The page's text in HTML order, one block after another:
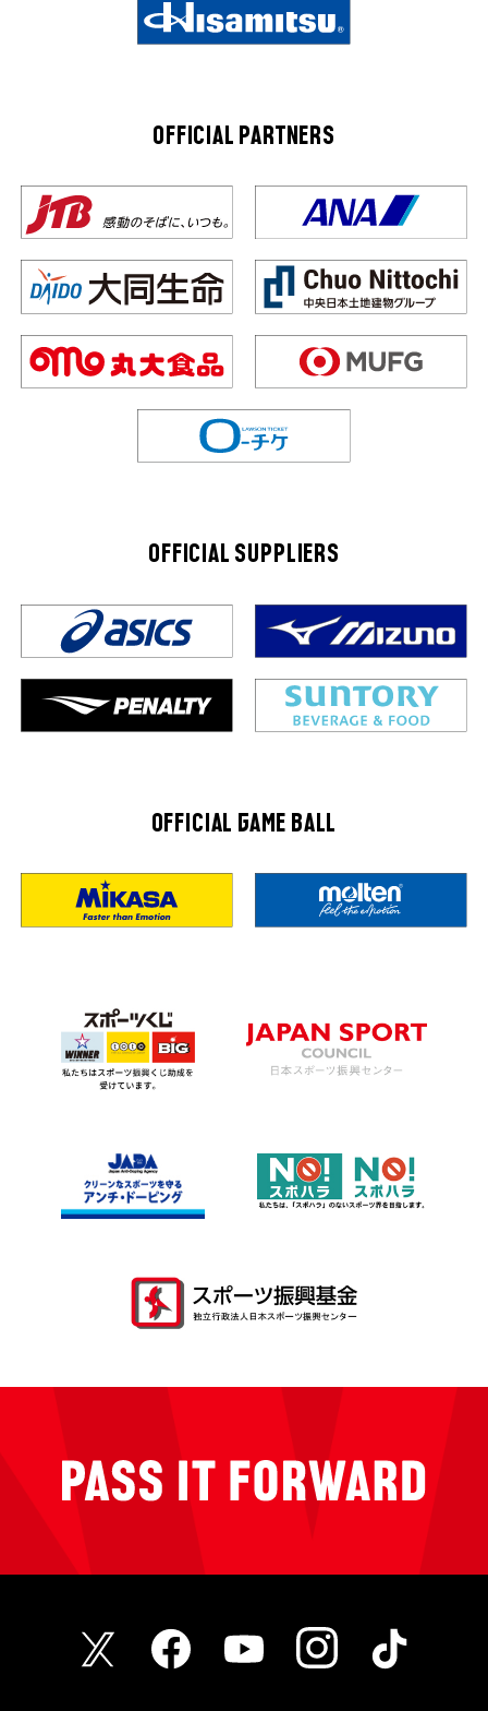
OFFICIAL PARTNERS
OFFICIAL SUPPLIERS
OFFICIAL GAME BALL